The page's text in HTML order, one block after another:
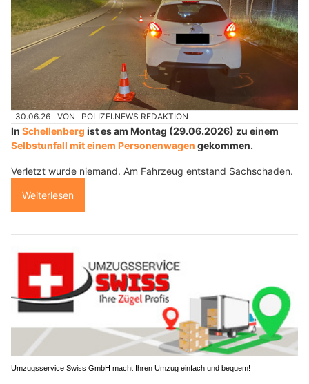
30.06.26 VON POLIZEI.NEWS REDAKTION
In Schellenberg ist es am Montag (29.06.2026) zu einem
Selbstunfall mit einem Personenwagen gekommen.
Verletzt wurde niemand. Am Fahrzeug entstand Sachschaden.
Weiterlesen
Umzugsservice Swiss GmbH macht Ihren Umzug einfach und bequem!